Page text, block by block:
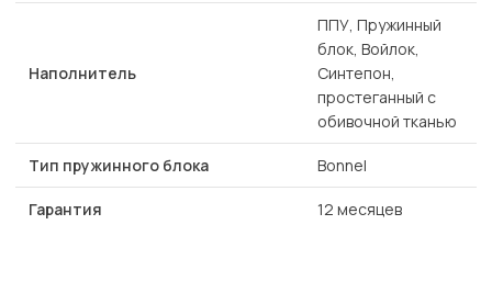
Наполнитель
ППУ, Пружинный
блок, Войлок,
Синтепон,
простеганный с
обивочной тканью
Тип пружинного блока Bonnel
Гарантия 12 месяцев